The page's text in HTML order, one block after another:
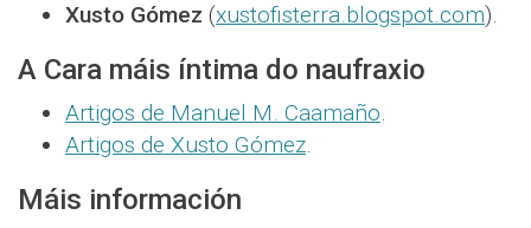
Xusto Gómez (xustofisterra.blogspot.com).
A Cara máis íntima do naufraxio
Artigos de Manuel M. Caamaño.
Artigos de Xusto Gómez.
Máis información